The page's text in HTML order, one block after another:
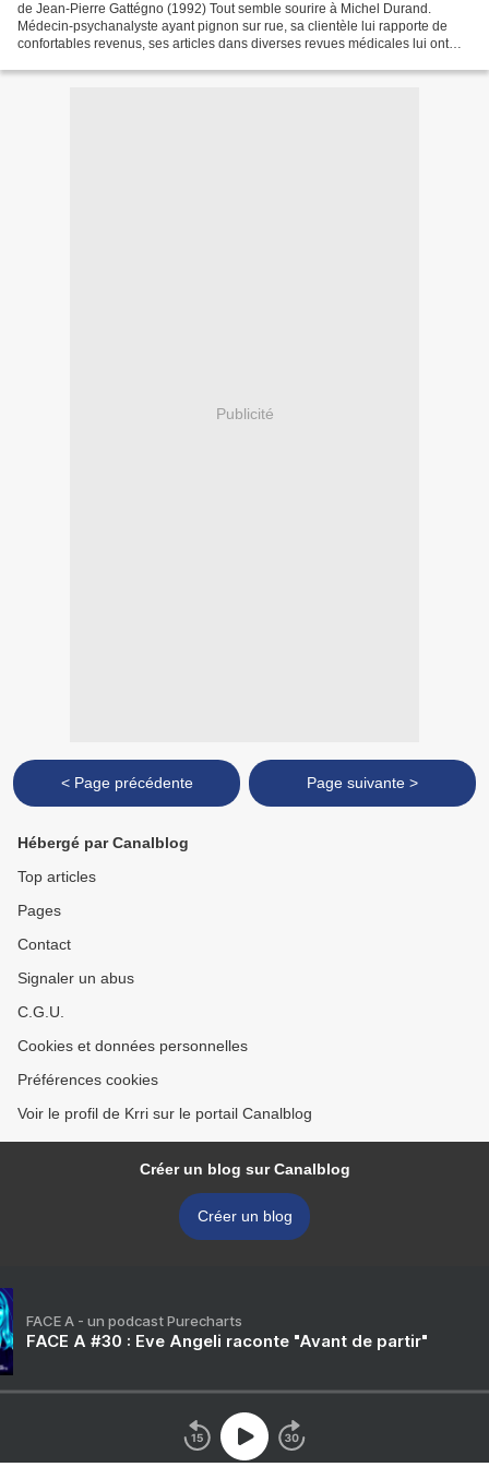
de Jean-Pierre Gattégno (1992) Tout semble sourire à Michel Durand.
Médecin-psychanalyste ayant pignon sur rue, sa clientèle lui rapporte de
confortables revenus, ses articles dans diverses revues médicales lui ont
Publicité
< Page précédente Page suivante >
Hébergé par Canalblog
Top articles
Pages
Contact
Signaler un abus
C.G.U.
Cookies et données personnelles
Préférences cookies
Voir le profil de Krri sur le portail Canalblog
Créer un blog sur Canalblog
Créer un blog
FACE A - un podcast Purecharts
FACE A #30 : Eve Angeli raconte "Avant de partir"